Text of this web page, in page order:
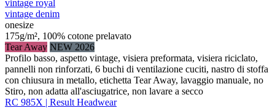
vintage royal
vintage denim
onesize
175g/m², 100% cotone prelavato
Tear Away NEW 2026
Profilo basso, aspetto vintage, visiera preformata, visiera riciclato,
pannelli non rinforzati, 6 buchi di ventilazione cuciti, nastro di stoffa
con chiusura in metallo, etichetta Tear Away, lavaggio manuale, no
Stiro, non adatta all'asciugatrice, non lavare a secco
RC 985X | Result Headwear